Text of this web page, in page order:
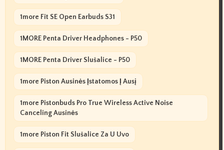
1more Fit SE Open Earbuds S31
1MORE Penta Driver Headphones - P50
1MORE Penta Driver Slušalice - P50
1more Piston Ausinės Įstatomos Į Ausį
1more Pistonbuds Pro True Wireless Active Noise
Canceling Ausinės
1more Piston Fit Slušalice Za U Uvo